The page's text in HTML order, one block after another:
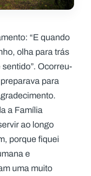
“E quando
olha para trás
Ocorreu-
para
a Família
ao longo
porque fiquei
e
uma muito